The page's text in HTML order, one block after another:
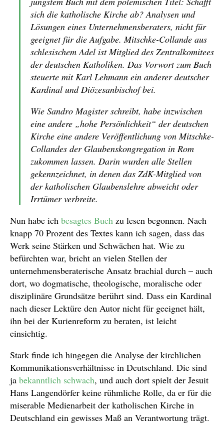
sich die katholische Kirche ab? Analysen und
Lösungen eines Unternehmensberaters, nicht für
geeignet für die Aufgabe. Mitschke-Collande aus
schlesischem Adel ist Mitglied des Zentralkomitees
der deutschen Katholiken. Das Vorwort zum Buch
steuerte mit Karl Lehmann ein anderer deutscher
Kardinal und Diözesanbischof bei.
Wie Sandro Magister schreibt, habe inzwischen
eine andere „hohe Persönlichkeit“ der deutschen
Kirche eine andere Veröffentlichung von Mitschke-
Collandes der Glaubenskongregation in Rom
zukommen lassen. Darin wurden alle Stellen
gekennzeichnet, in denen das ZdK-Mitglied von
der katholischen Glaubenslehre abweicht oder
Irrtümer verbreite.
Nun habe ich besagtes Buch zu lesen begonnen. Nach
knapp 70 Prozent des Textes kann ich sagen, dass das
Werk seine Stärken und Schwächen hat. Wie zu
befürchten war, bricht an vielen Stellen der
unternehmensberaterische Ansatz brachial durch – auch
dort, wo dogmatische, theologische, moralische oder
disziplinäre Grundsätze berührt sind. Dass ein Kardinal
nach dieser Lektüre den Autor nicht für geeignet hält,
ihn bei der Kurienreform zu beraten, ist leicht
einsichtig.
Stark finde ich hingegen die Analyse der kirchlichen
Kommunikationsverhältnisse in Deutschland. Die sind
ja bekanntlich schwach, und auch dort spielt der Jesuit
Hans Langendörfer keine rühmliche Rolle, da er für die
miserable Medienarbeit der katholischen Kirche in
Deutschland ein gewisses Maß an Verantwortung trägt.